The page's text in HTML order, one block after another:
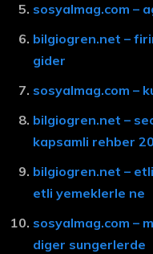
sosyalmag.com –
bilgiogren.net –
gider
sosyalmag.com –
bilgiogren.net –
kapsamli rehber 20
bilgiogren.net –
etli yemeklerle ne
sosyalmag.com –
diger sungerlerde